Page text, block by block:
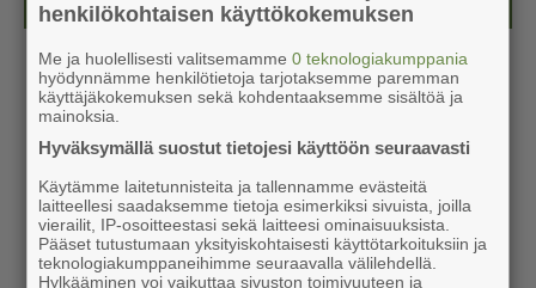
henkilökohtaisen käyttökokemuksen
Me ja huolellisesti valitsemamme0 teknologiakumppania
hyödynnämme henkilötietoja tarjotaksemme paremman
käyttäjäkokemuksen sekä kohdentaaksemme sisältöä ja
mainoksia.
Hyväksymällä suostut tietojesi käyttöön seuraavasti
Käytämme laitetunnisteita ja tallennamme evästeitä
laitteellesi saadaksemme tietoja esimerkiksi sivuista, joilla
vierailit, IP-osoitteestasi sekä laitteesi ominaisuuksista.
Pääset tutustumaan yksityiskohtaisesti käyttötarkoituksiin ja
teknologiakumppaneihimme seuraavalla välilehdellä.
Hylkääminen voi vaikuttaa sivuston toimivuuteen ja